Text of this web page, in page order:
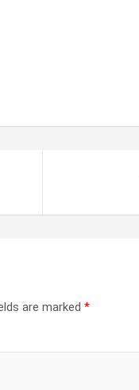
are marked *